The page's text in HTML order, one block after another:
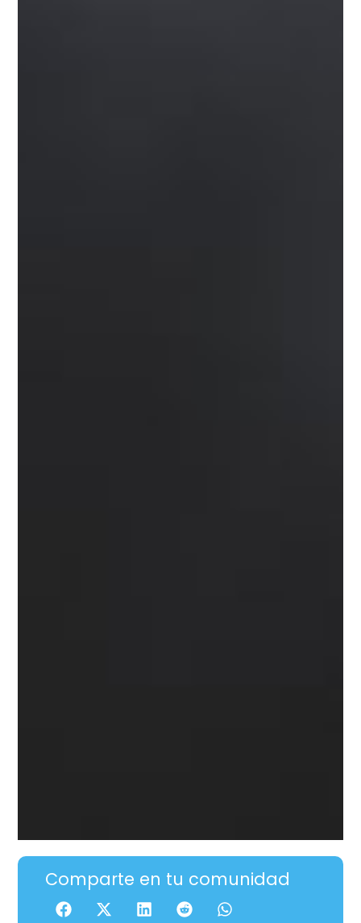
Comparte en tu comunidad